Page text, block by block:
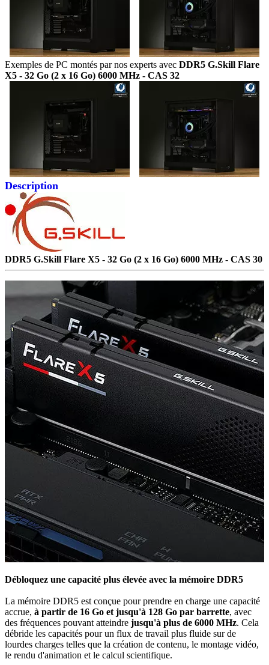
Exemples de PC montés par nos experts avec DDR5 G.Skill Flare
X5 - 32 Go (2 x 16 Go) 6000 MHz - CAS 32
Description
DDR5 G.Skill Flare X5 - 32 Go (2 x 16 Go) 6000 MHz - CAS 30
Débloquez une capacité plus élevée avec la mémoire DDR5
La mémoire DDR5 est conçue pour prendre en charge une capacité
accrue, à partir de 16 Go et jusqu'à 128 Go par barrette, avec
des fréquences pouvant atteindre jusqu'à plus de 6000 MHz. Cela
débride les capacités pour un flux de travail plus fluide sur de
lourdes charges telles que la création de contenu, le montage vidéo,
le rendu d'animation et le calcul scientifique.